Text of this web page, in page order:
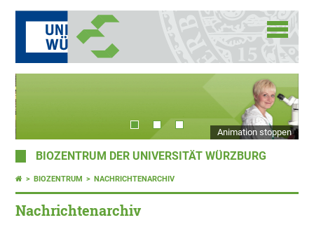
Animation stoppen
BIOZENTRUM DER UNIVERSITÄT WÜRZBURG
BIOZENTRUM NACHRICHTENARCHIV
Nachrichtenarchiv